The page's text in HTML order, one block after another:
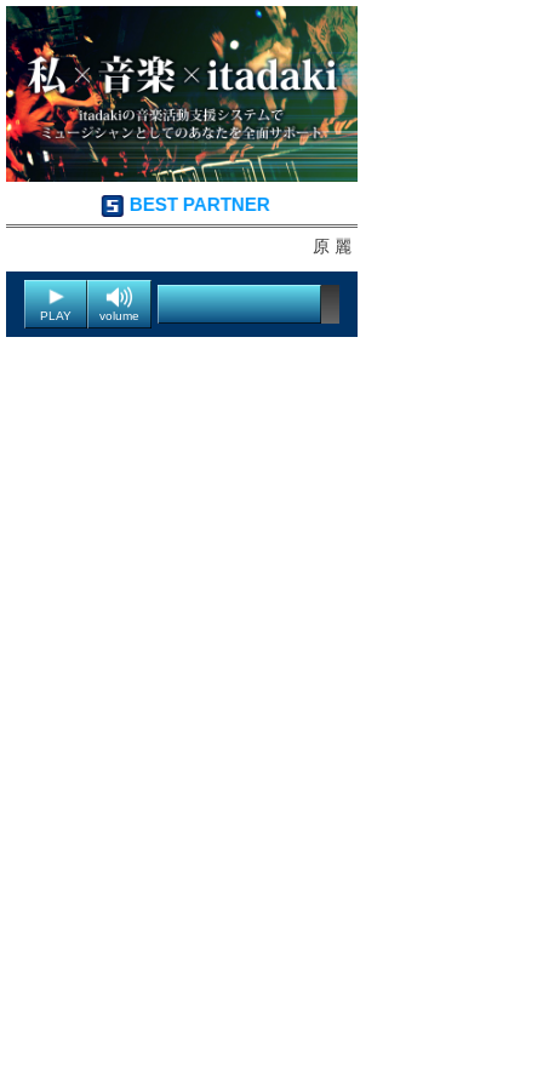
BEST PARTNER
原 麗
PLAY volume